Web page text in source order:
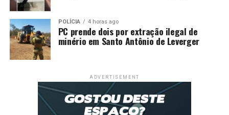
POLÍCIA 4 horas ago
PC prende dois por extração ilegal de
minério em Santo Antônio de Leverger
ADVERTISEMENT